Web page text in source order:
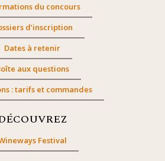
du concours
d’inscription
Dates à retenir
aux questions
: tarifs et commandes
Festival